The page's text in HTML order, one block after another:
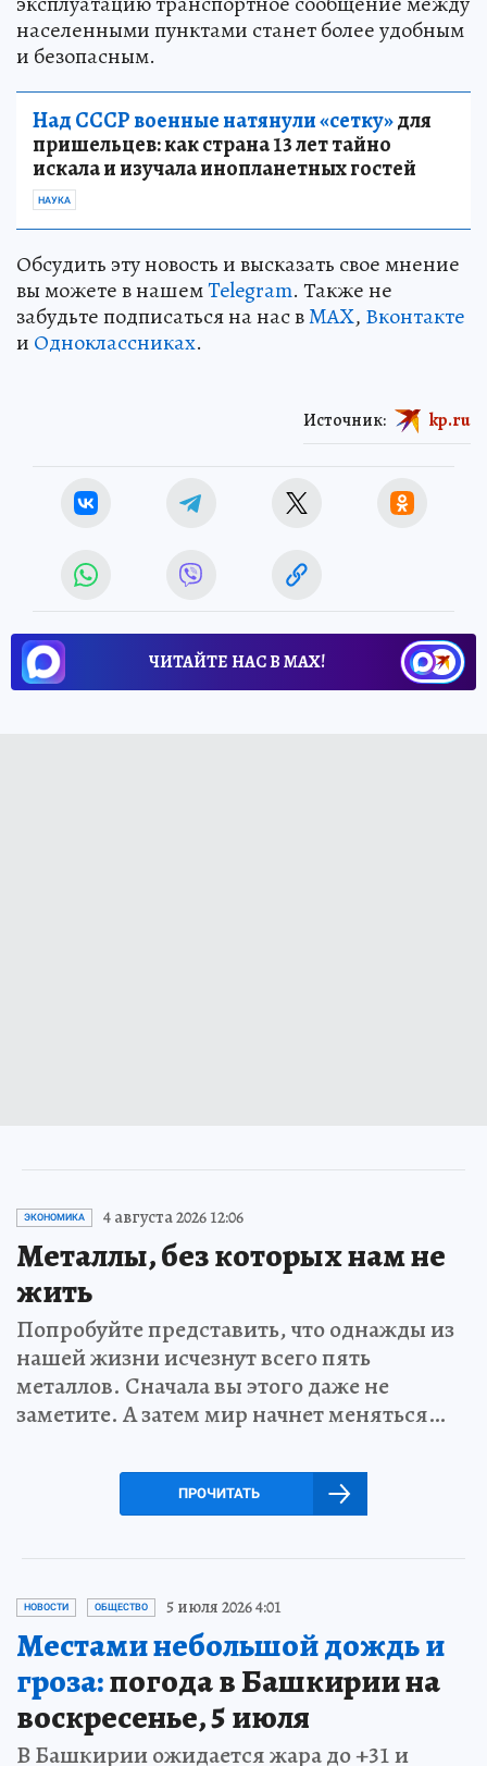
населенными пунктами станет более удобным
и безопасным.
Над СССР военные натянули «сетку»для
пришельцев: как страна 13 лет тайно
искала и изучала инопланетных гостей
НАУКА
Обсудить эту новость и высказать свое мнение
вы можете в нашемTelegram. Также не
забудьте подписаться на нас вMAX, Вконтакте
и Одноклассниках.
Источник: kp.ru
ЧИТАЙТЕ НАС В МАХ!
ЭКОНОМИКА 4 августа 2026 12:06
Металлы, без которых нам не
жить
Попробуйте представить, что однажды из
нашей жизни исчезнут всего пять
металлов. Сначала вы этого даже не
заметите. А затем мир начнет меняться…
ПРОЧИТАТЬ
НОВОСТИ ОБЩЕСТВО 5 июля 2026 4:01
Местами небольшой дождь и
гроза:погода в Башкирии на
воскресенье, 5 июля
В Башкирии ожидается жара до +31 и